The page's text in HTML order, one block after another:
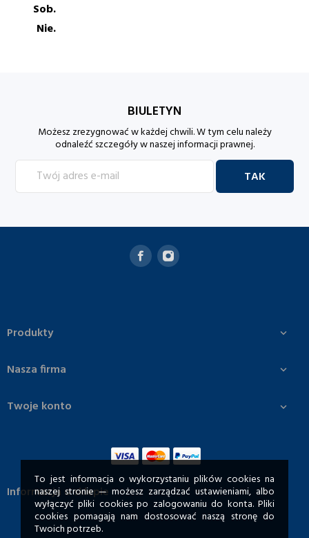
Sob.
Nie.
BIULETYN
Możesz zrezygnować w każdej chwili. W tym celu należy
odnaleźć szczegóły w naszej informacji prawnej.
Produkty 
Nasza firma 
Twoje konto 
To jest informacja o wykorzystaniu plików cookies na
naszej stronie — możesz zarządzać ustawieniami, albo
wyłączyć pliki cookies po zalogowaniu do konta. Pliki
cookies pomagają nam dostosować naszą stronę do
Twoich potrzeb.
Informacja o sklepie